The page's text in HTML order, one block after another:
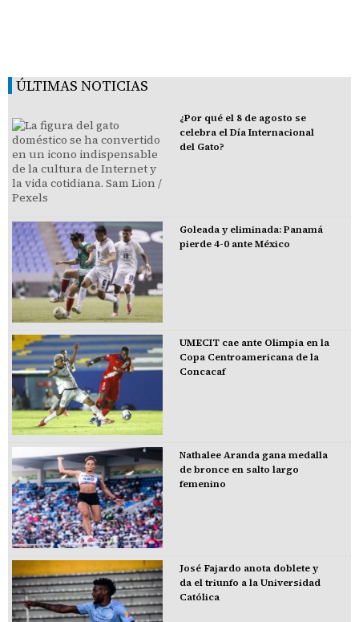
ÚLTIMAS NOTICIAS
¿Por qué el 8 de agosto se
celebra el Día Internacional
del Gato?
Goleada y eliminada: Panamá
pierde 4-0 ante México
UMECIT cae ante Olimpia en la
Copa Centroamericana de la
Concacaf
Nathalee Aranda gana medalla
de bronce en salto largo
femenino
José Fajardo anota doblete y
da el triunfo a la Universidad
Católica